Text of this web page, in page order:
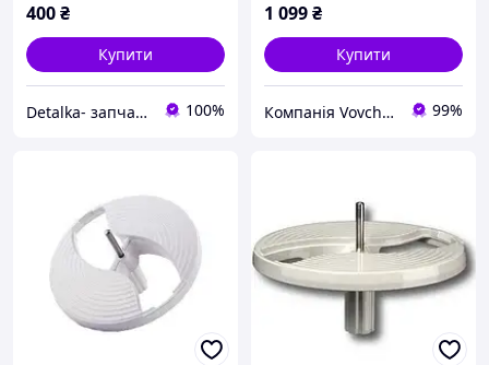
400₴
Купити
Detalka- запчастини і аксесуари для побутової техніки 100%
1 099₴
Купити
Компанія Vovchan 99%